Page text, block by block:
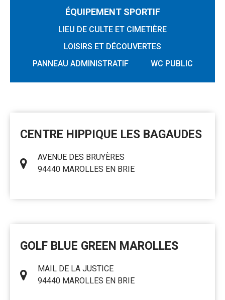
ÉQUIPEMENT SPORTIF
LIEU DE CULTE ET CIMETIÈRE
LOISIRS ET DÉCOUVERTES
PANNEAU ADMINISTRATIF
WC PUBLIC
LA
RECHERCHE
CENTRE HIPPIQUE LES BAGAUDES
AVENUE DES BRUYÈRES
94440 MAROLLES EN BRIE
GOLF BLUE GREEN MAROLLES
MAIL DE LA JUSTICE
94440 MAROLLES EN BRIE